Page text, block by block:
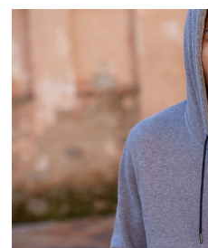
© 2015-2022 UMOMAG.
DERECHOS